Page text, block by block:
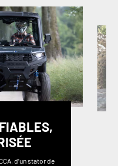
d’un stator de